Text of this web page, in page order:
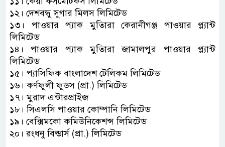
১২। দেশবন্ধু সুগার মিলস লিমিটেড
১৩। পাওয়ার প্যাক মুতিারা কেরানীগঞ্জ পাওয়ার প্ল্যান্ট
লিমিটেড
১৪। পাওয়ার প্যাক মুতিারা জামালপুর পাওয়ার প্ল্যান্ট
লিমিটেড
১৫। প্যাসিফিক বাংলাদেশ টেলিকম লিমিটেড
১৬। কর্ণফুলী ফুডস (প্রা.) লিমিটেড
১৭। মুরাদ এন্টারপ্রাইজ
১৮। সিএলসি পাওয়ার কোম্পানি লিমিটেড
১৯। বেক্সিমকো কমিউনিকেশন্স লিমিটেড
২০। রংধনু বিল্ডার্স (প্রা.) লিমিটেড